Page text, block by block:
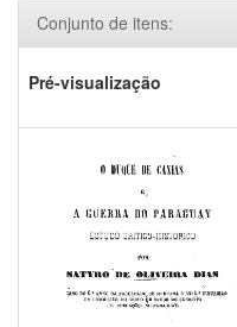
Conjunto de itens:
Pré-visualização